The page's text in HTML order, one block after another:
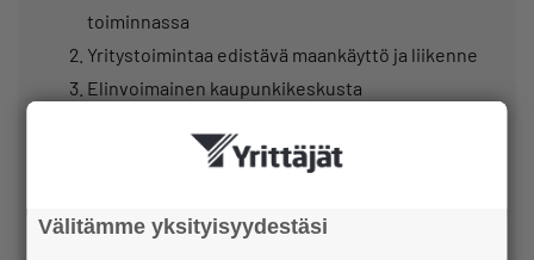
toiminnassa
Yritystoimintaa edistävä maankäyttö ja liikenne
Elinvoimainen kaupunkikeskusta
Yrittäjyyskasvatus ja yrityspalvelut
Välitämme yksityisyydestäsi